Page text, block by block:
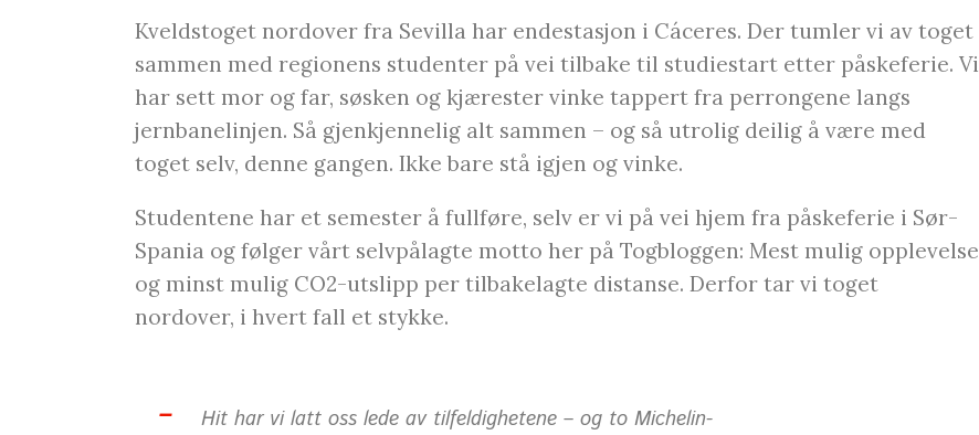
Kveldstoget nordover fra Sevilla har endestasjon i Cáceres. Der tumler vi av toget
sammen med regionens studenter på vei tilbake til studiestart etter påskeferie. Vi
har sett mor og far, søsken og kjærester vinke tappert fra perrongene langs
jernbanelinjen. Så gjenkjennelig alt sammen – og så utrolig deilig å være med
toget selv, denne gangen. Ikke bare stå igjen og vinke.
Studentene har et semester å fullføre, selv er vi på vei hjem fra påskeferie i Sør-
Spania og følger vårt selvpålagte motto her på Togbloggen: Mest mulig opplevelse
og minst mulig CO2-utslipp per tilbakelagte distanse. Derfor tar vi toget
nordover, i hvert fall et stykke.
Hit har vi latt oss lede av tilfeldighetene – og to Michelin-